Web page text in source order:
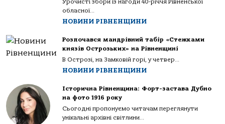
Урочисті збори із нагоди 40-річчя Рівненської
обласної...
НОВИНИ РІВНЕНЩИНИ
Розпочався мандрівний табір «Стежками
князів Острозьких» на Рівненщині
В Острозі, на Замковій горі, у четвер...
НОВИНИ РІВНЕНЩИНИ
Історична Рівненщина: Форт-застава Дубно
на фото 1916 року
Сьогодні пропонуємо читачам переглянути
унікальні архівні світлини...